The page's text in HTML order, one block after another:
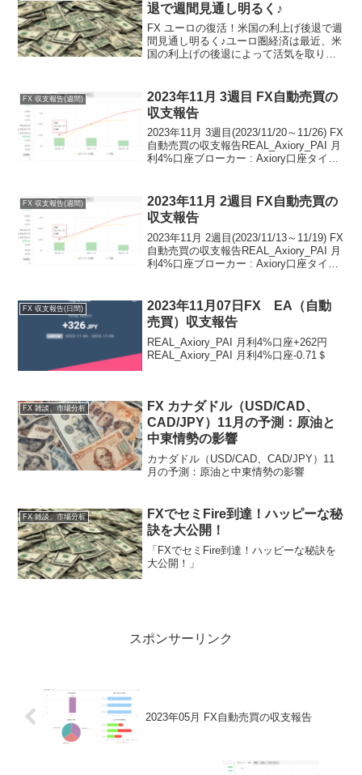
退で週間見通し明るく♪
FX ユーロの復活！米国の利上げ後退で週
間見通し明るく♪ユーロ圏経済は最近、米
国の利上げの後退によって活気を取り戻
展望が広がっています。この記事では、
ユーロの復活につい...
FX 収支報告(週間)
2023年11月 3週目 FX自動売買の
収支報告
2023年11月 3週目(2023/11/20～11/26) FX
自動売買の収支報告REAL_Axiory_PAI 月
利4%口座ブローカー : Axiory口座タイプ
FX 収支報告(週間)
2023年11月 2週目 FX自動売買の
収支報告
2023年11月 2週目(2023/11/13～11/19) FX
自動売買の収支報告REAL_Axiory_PAI 月
利4%口座ブローカー : Axiory口座タイプ
FX 収支報告(日間)
2023年11月07日FX EA（自動
売買）収支報告
REAL_Axiory_PAI 月利4%口座+262円
REAL_Axiory_PAI 月利4%口座-0.71＄
FX 雑談、市場分析
FX カナダドル（USD/CAD、
CAD/JPY）11月の予測：原油と
中東情勢の影響
カナダドル（USD/CAD、CAD/JPY）11
月の予測：原油と中東情勢の影響
FX 雑談、市場分析
FXでセミFire到達！ハッピーな秘
訣を大公開！
「FXでセミFire到達！ハッピーな秘訣を
大公開！」
スポンサーリンク
2023年05月 FX自動売買の収支報告